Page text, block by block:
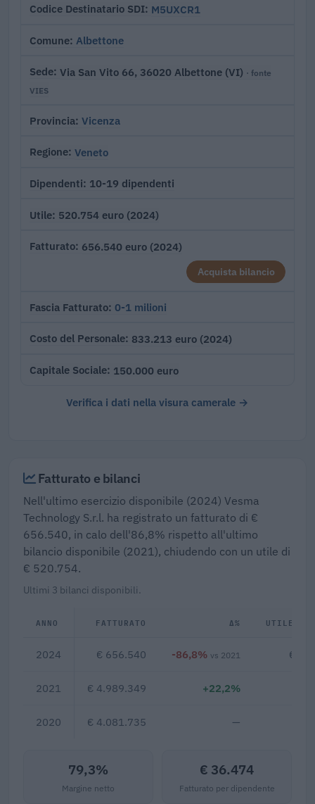
Codice Destinatario SDI M5UXCR1
Comune Albettone
Sede Via San Vito 66, 36020 Albettone (VI) · fonte
VIES
Provincia Vicenza
Regione Veneto
Dipendenti 10-19 dipendenti
Utile 520.754 euro (2024)
Fatturato 656.540 euro (2024)
Acquista bilancio
Fascia Fatturato 0-1 milioni
Costo del Personale 833.213 euro (2024)
Capitale Sociale 150.000 euro
Verifica i dati nella visura camerale →
Fatturato e bilanci
Nell'ultimo esercizio disponibile (2024) Vesma
Technology S.r.l. ha registrato un fatturato di €
656.540, in calo dell'86,8% rispetto all'ultimo
bilancio disponibile (2021), chiudendo con un utile di
€ 520.754.
Ultimi 3 bilanci disponibili.
ANNO FATTURATO Δ% UTILE/
2024 € 656.540 -86,8% vs 2021 €
2021 € 4.989.349 +22,2%
2020 € 4.081.735 —
79,3%
Margine netto
€ 36.474
Fatturato per dipendente